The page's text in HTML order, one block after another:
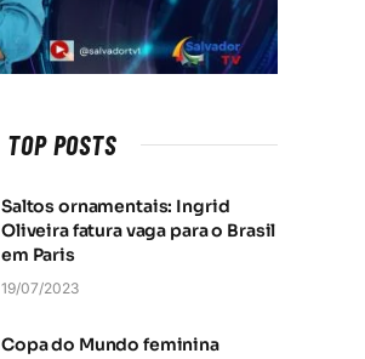
TOP POSTS
Saltos ornamentais: Ingrid
Oliveira fatura vaga para o Brasil
em Paris
19/07/2023
Copa do Mundo feminina